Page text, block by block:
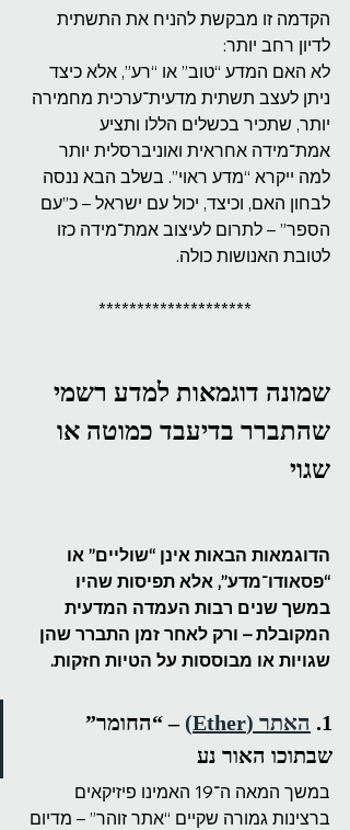
הקדמה זו מבקשת להניח את התשתית
לדיון רחב יותר:
לא האם המדע “טוב” או “רע”, אלא כיצד
ניתן לעצב תשתית מדעית־ערכית מחמירה
יותר, שתכיר בכשלים הללו ותציע
אמת־מידה אחראית ואוניברסלית יותר
למה ייקרא “מדע ראוי”. בשלב הבא ננסה
לבחון האם, וכיצד, יכול עם ישראל – כ”עם
הספר” – לתרום לעיצוב אמת־מידה כזו
לטובת האנושות כולה.
********************
שמונה דוגמאות למדע רשמי
שהתברר בדיעבד כמוטה או
שגוי
הדוגמאות הבאות אינן “שוליים” או
“פסאודו־מדע”, אלא תפיסות שהיו
במשך שנים רבות העמדה המדעית
המקובלת – ורק לאחר זמן התברר שהן
שגויות או מבוססות על הטיות חזקות.
1. האתר (Ether)
– “החומר”
שבתוכו האור נע
במשך המאה ה־19 האמינו פיזיקאים
ברצינות גמורה שקיים “אתר זוהר” – מדיום